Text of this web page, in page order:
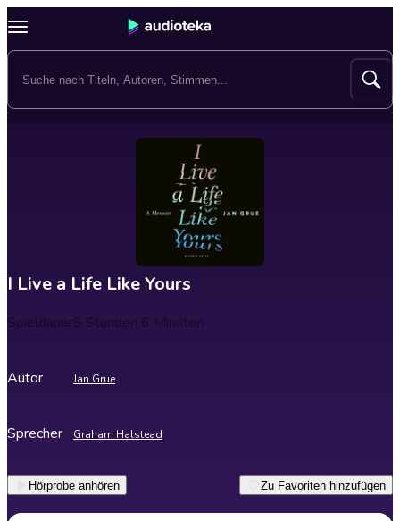
I Live a Life Like Yours
Spieldauer5 Stunden 6 Minuten
Autor Jan Grue
Sprecher Graham Halstead
Hörprobe anhören Zu Favoriten hinzufügen